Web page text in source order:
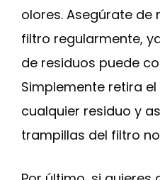
olores. Asegúrate de
filtro regularmente,
de residuos puede
Simplemente retira
cualquier residuo y
trampillas del filtro